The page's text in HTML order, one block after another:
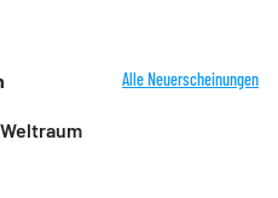
Alle Neuerscheinungen